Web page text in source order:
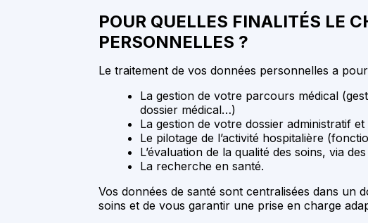
POUR QUELLES FINALITÉS LE
PERSONNELLES ?
Le traitement de vos données personnelles a
La gestion de votre parcours médical
dossier médical…)
La gestion de votre dossier administratif
Le pilotage de l’activité hospitalière
L’évaluation de la qualité des soins, via
La recherche en santé.
Vos données de santé sont centralisées dans un
soins et de vous garantir une prise en charge